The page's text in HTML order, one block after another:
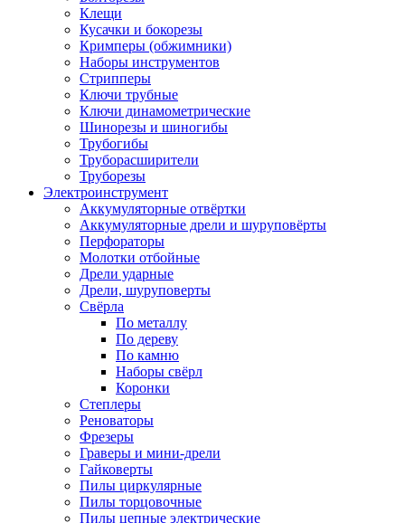
Клещи
Кусачки и бокорезы
Кримперы (обжимники)
Наборы инструментов
Стрипперы
Ключи трубные
Ключи динамометрические
Шинорезы и шиногибы
Трубогибы
Труборасширители
Труборезы
Электроинструмент
Аккумуляторные отвёртки
Аккумуляторные дрели и шуруповёрты
Перфораторы
Молотки отбойные
Дрели ударные
Дрели, шуруповерты
Свёрла
По металлу
По дереву
По камню
Наборы свёрл
Коронки
Степлеры
Реноваторы
Фрезеры
Граверы и мини-дрели
Гайковерты
Пилы циркулярные
Пилы торцовочные
Пилы цепные электрические